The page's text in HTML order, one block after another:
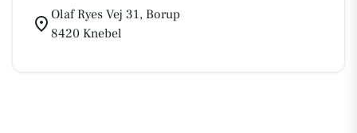
Olaf Ryes Vej 31, Borup
8420 Knebel